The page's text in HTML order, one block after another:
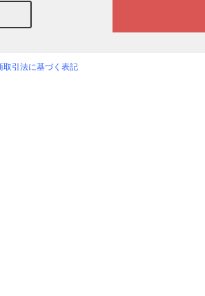
取引法に基づく表記